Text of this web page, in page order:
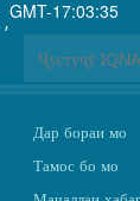
GMT-17:03:35
,
Дар бораи мо
Тамос бо мо